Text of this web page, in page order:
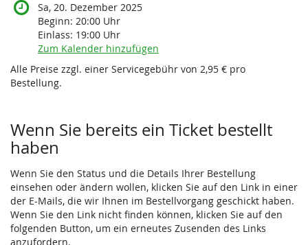
Sa, 20. Dezember 2025
Beginn: 20:00 Uhr
Einlass: 19:00 Uhr
Zum Kalender hinzufügen
Alle Preise zzgl. einer Servicegebühr von 2,95 € pro
Bestellung.
Wenn Sie bereits ein Ticket bestellt
haben
Wenn Sie den Status und die Details Ihrer Bestellung
einsehen oder ändern wollen, klicken Sie auf den Link in einer
der E-Mails, die wir Ihnen im Bestellvorgang geschickt haben.
Wenn Sie den Link nicht finden können, klicken Sie auf den
folgenden Button, um ein erneutes Zusenden des Links
anzufordern.